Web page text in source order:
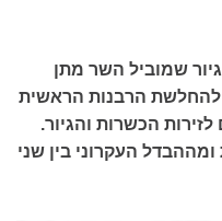
שמוביל השר מתן
להחלשת הרבנות הראשית
הכשרות והגיור.
ומההבדל העקרוני בין שני